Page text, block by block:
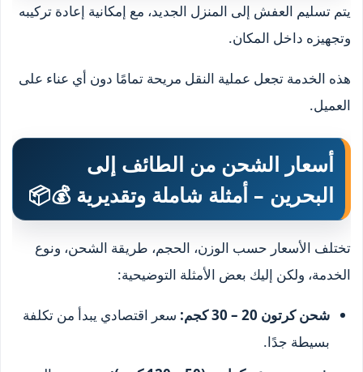
يتم تسليم العفش إلى المنزل الجديد، مع إمكانية إعادة تركيبه
وتجهيزه داخل المكان.
هذه الخدمة تجعل عملية النقل مريحة تمامًا دون أي عناء على
العميل.
أسعار الشحن من الطائف إلى
البحرين – أمثلة شاملة وتقديرية 💰📦
تختلف الأسعار حسب الوزن، الحجم، طريقة الشحن، ونوع
الخدمة، ولكن إليك بعض الأمثلة التوضيحية:
شحن كرتون 20 – 30 كجم:
سعر اقتصادي يبدأ من تكلفة
بسيطة جدًا.